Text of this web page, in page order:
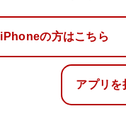
iPhoneの方はこちら
アプリを